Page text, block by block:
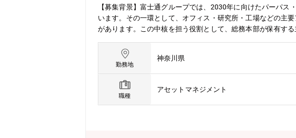
【募集背景】富士通グループでは、2030年に向けたパーパ
います。その一環として、オフィス・研究所・工場などの主
があります。この中核を担う役割として、総務本部が保有す
ジメント経験と、FM／CM の専門性を生かし、「品質」「財
きます。施設運営戦略の策定や全社方針の展開、委託業務契
プレイスづくりに貢献いただきます。用途・規模・関係者が
経営層・事業部門と直接対話しながら企業不動産の最適化に
討と現場調整の双方に取り組みやすい環境です。 特定拠点
経験を生かしたい方に最適なポジションです。自ら課題を見
くことにやりがいを感じる方のご応募をお待ちしています。
勤務地
神奈川県
職種
アセットマネジメント